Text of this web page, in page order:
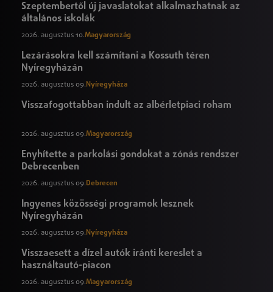
Szeptembertől új javaslatokat alkalmazhatnak az
általános iskolák
2026. augusztus 10.Magyarország
Lezárásokra kell számítani a Kossuth téren
Nyíregyházán
2026. augusztus 09. Nyíregyháza
Visszafogottabban indult az albérletpiaci roham
2026. augusztus 09.Magyarország
Enyhítette a parkolási gondokat a zónás rendszer
Debrecenben
2026. augusztus 09.Debrecen
Ingyenes közösségi programok lesznek
Nyíregyházán
2026. augusztus 09. Nyíregyháza
Visszaesett a dízel autók iránti kereslet a
használtautó-piacon
2026. augusztus 09.Magyarország